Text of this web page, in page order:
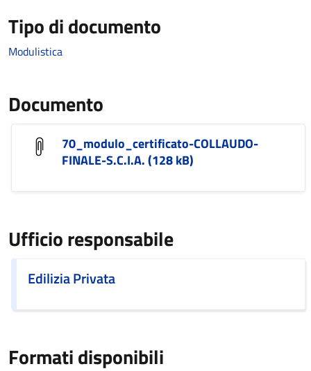
Tipo di documento
Modulistica
Documento
70_modulo_certificato-COLLAUDO-
FINALE-S.C.I.A. (128 kB)
Ufficio responsabile
Edilizia Privata
Formati disponibili